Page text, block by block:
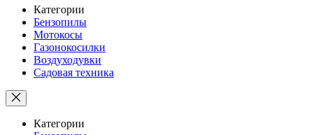
Категории
Бензопилы
Мотокосы
Газонокосилки
Воздуходувки
Садовая техника
Категории